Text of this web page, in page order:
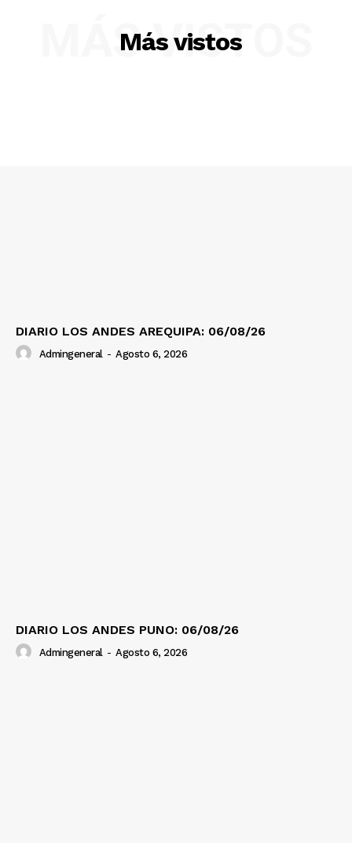
Más vistos
MÁS VISTOS
DIARIO LOS ANDES AREQUIPA: 06/08/26
Admingeneral - Agosto 6, 2026
DIARIO LOS ANDES PUNO: 06/08/26
Admingeneral - Agosto 6, 2026